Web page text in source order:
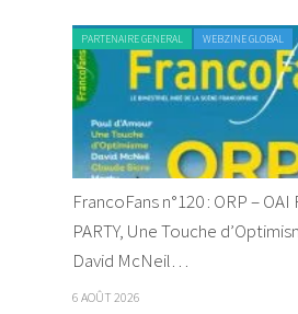
PARTENAIRE GENERAL WEBZINE GLOBAL
FrancoFans n°120 : ORP – OAI
PARTY, Une Touche
David McNeil…
6 AOÛT 2026